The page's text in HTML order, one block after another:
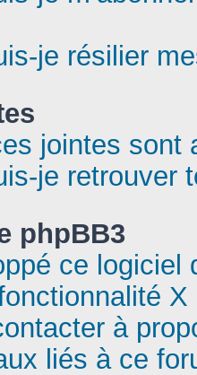
je résilier
jointes sont
je retrouver
phpBB3
ce logiciel
X
à
liés à ce